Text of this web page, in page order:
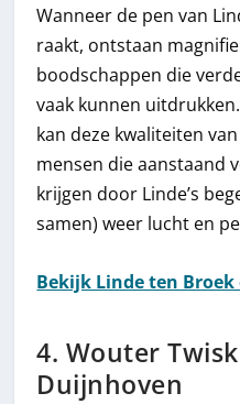
Wanneer de pen van
raakt, ontstaan
boodschappen die
vaak kunnen
kan deze kwaliteiten
mensen die aanstaand
krijgen door Linde’s
samen) weer lucht en
Bekijk Linde ten
4. Wouter
Duijnhoven